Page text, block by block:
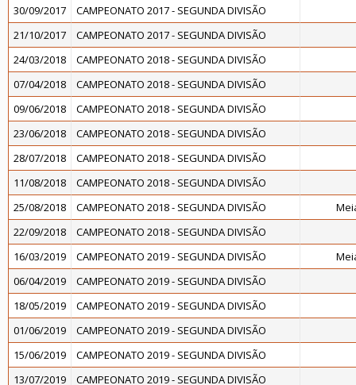
30/09/2017
CAMPEONATO 2017 - SEGUNDA DIVISÃO
21/10/2017
CAMPEONATO 2017 - SEGUNDA DIVISÃO
24/03/2018
CAMPEONATO 2018 - SEGUNDA DIVISÃO
07/04/2018
CAMPEONATO 2018 - SEGUNDA DIVISÃO
09/06/2018
CAMPEONATO 2018 - SEGUNDA DIVISÃO
23/06/2018
CAMPEONATO 2018 - SEGUNDA DIVISÃO
28/07/2018
CAMPEONATO 2018 - SEGUNDA DIVISÃO
11/08/2018
CAMPEONATO 2018 - SEGUNDA DIVISÃO
25/08/2018
CAMPEONATO 2018 - SEGUNDA DIVISÃO
22/09/2018
CAMPEONATO 2018 - SEGUNDA DIVISÃO
16/03/2019
CAMPEONATO 2019 - SEGUNDA DIVISÃO
06/04/2019
CAMPEONATO 2019 - SEGUNDA DIVISÃO
18/05/2019
CAMPEONATO 2019 - SEGUNDA DIVISÃO
01/06/2019
CAMPEONATO 2019 - SEGUNDA DIVISÃO
15/06/2019
CAMPEONATO 2019 - SEGUNDA DIVISÃO
13/07/2019
CAMPEONATO 2019 - SEGUNDA DIVISÃO